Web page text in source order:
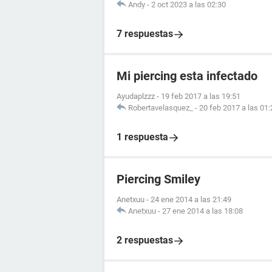
Andy - 2 oct 2023 a las 02:30
7 respuestas
Mi piercing esta infectado
Ayudaplzzz - 19 feb 2017 a las 19:51
Robertavelasquez_ - 20 feb 2017 a las
1 respuesta
Piercing Smiley
Anetxuu - 24 ene 2014 a las 21:49
Anetxuu - 27 ene 2014 a las 18:08
2 respuestas